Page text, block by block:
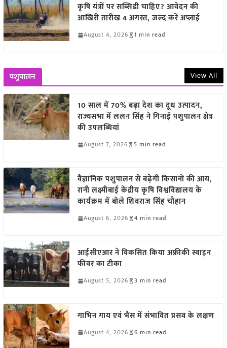
कृषि यंत्रों पर सब्सिडी चाहिए? आवेदन की
आखिरी तारीख 4 अगस्त, जल्द करें अप्लाई
August 4, 2026 1 min read
पशुपालन View All
10 साल में 70% बढ़ा देश का दूध उत्पादन,
राज्यसभा में ललन सिंह ने गिनाईं पशुपालन क्षेत्र
की उपलब्धियां
August 7, 2026 5 min read
वैज्ञानिक पशुपालन से बढ़ेगी किसानों की आय,
रानी लक्ष्मीबाई केंद्रीय कृषि विश्वविद्यालय के
कार्यक्रम में बोले शिवराज सिंह चौहान
August 6, 2026 4 min read
आईसीएआर ने विकसित किया अफ्रीकी स्वाइन
फीवर का टीका
August 5, 2026 3 min read
गाभिन गाय एवं भैंस में संभावित प्रसव के लक्षण
August 4, 2026 6 min read